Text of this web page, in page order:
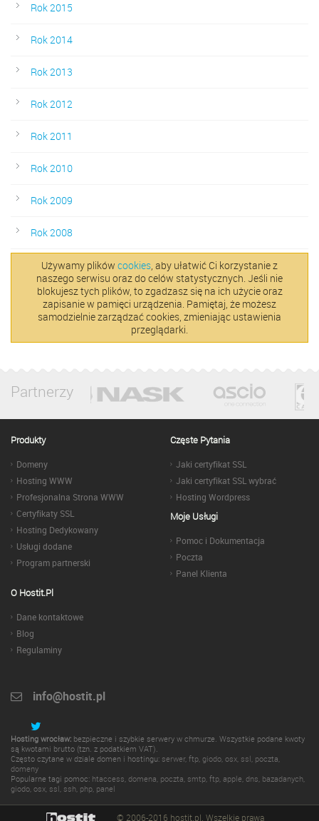
Rok 2015
Rok 2014
Rok 2013
Rok 2012
Rok 2011
Rok 2010
Rok 2009
Rok 2008
Używamy plików cookies, aby ułatwić Ci korzystanie z
naszego serwisu oraz do celów statystycznych. Jeśli nie
blokujesz tych plików, to zgadzasz się na ich użycie oraz
zapisanie w pamięci urządzenia. Pamiętaj, że możesz
samodzielnie zarządzać cookies, zmieniając ustawienia
przeglądarki.
Partnerzy
Produkty
Domeny
Hosting WWW
Profesjonalna Strona WWW
Certyfikaty SSL
Hosting Dedykowany
Usługi dodane
Program partnerski
Częste Pytania
Jaki certyfikat SSL
Jaki certyfikat SSL wybrać
Hosting Wordpress
Moje Usługi
Pomoc i Dokumentacja
Poczta
Panel Klienta
O Hostit.pl
Dane kontaktowe
Blog
Regulaminy
info@hostit.pl
Hosting wrocław: bezpieczne i szybkie serwery w chmurze. Wszystkie podane kwoty
są kwotami brutto (tzn. z podatkiem VAT).
Często czytane w dziale domen i hostingu: serwer, ftp, giodo, osx, ssl, poczta,
domeny
Popularne tagi pomoc: htaccess, domena, poczta, smtp, ftp, apple, dns, bazadanych,
giodo, osx, ssl, ssh, php, panel
© 2006-2016 hostit.pl. Wszelkie prawa